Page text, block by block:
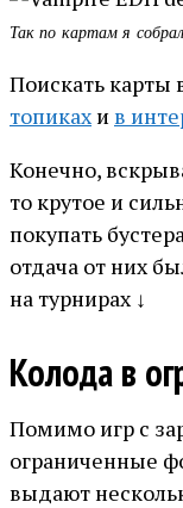
Так по картам я
Поискать
топикахи в
Конечно,
то крутое и
покупать
отдача от них
на турнирах ↓
Колода в
Помимо игр с
ограниченные
выдают